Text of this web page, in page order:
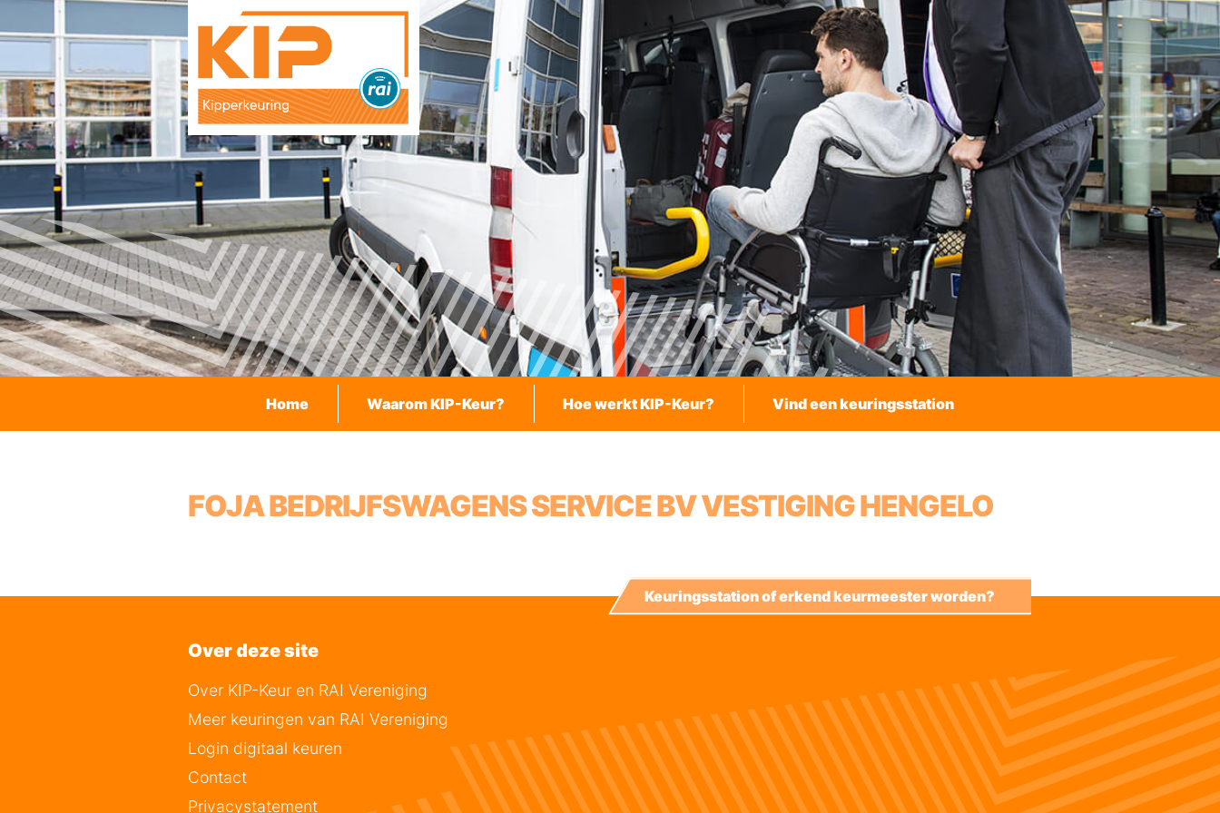
Home Waarom KIP-Keur? Hoe werkt KIP-Keur? Vind een keuringsstation
FOJA BEDRIJFSWAGENS SERVICE BV VESTIGING HENGELO
Over deze site
Over KIP-Keur en RAI Vereniging
Meer keuringen van RAI Vereniging
Login digitaal keuren
Contact
Privacystatement
Keuringsstation of erkend keurmeester worden?